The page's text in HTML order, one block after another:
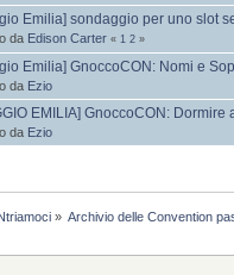
Emilia] sondaggio per uno slot
da Edison Carter « 1 2 »
Emilia] GnoccoCON: Nomi e
da Ezio
EMILIA] GnoccoCON: Dormire
da Ezio
» Archivio delle Convention